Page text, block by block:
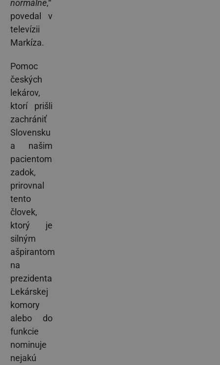
normálne,“
povedal v
televízii
Markíza.
Pomoc
českých
lekárov,
ktorí prišli
zachrániť
Slovensku
a našim
pacientom
zadok,
prirovnal
tento
človek,
ktorý je
silným
ašpirantom
na
prezidenta
Lekárskej
komory
alebo do
funkcie
nominuje
nejakú